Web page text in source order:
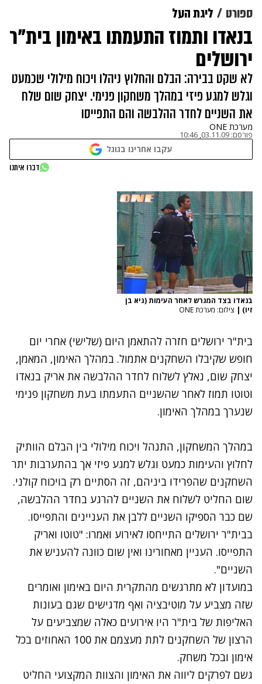
ספורט ליגת העל
בנאדו ותמוז התעמתו באימון בית"ר
ירושלים
לא שקט בבירה: הבלם והחלוץ ניהלו ויכוח מילולי שכמעט
וגלש למגע פיזי במהלך משחקון פנימי. יצחק שום שלח
את השניים לחדר ההלבשה והם התפייסו
מערכת ONE
פורסם: 03.11.09, 10:46
עקבו אחרינו בגוגל
דברו איתנו
בנאדו בצד המגרש לאחר העימות (גיא בן
זיו) | צילום: מערכת ONE
בית"ר ירושלים חזרה להתאמן היום (שלישי) אחרי יום
חופש שקיבלו השחקנים אתמול. במהלך האימון, המאמן,
יצחק שום, נאלץ לשלוח לחדר ההלבשה את אריק בנאדו
וטוטו תמוז לאחר שהשניים התעמתו בעת משחקון פנימי
שנערך במהלך האימון.
במהלך המשחקון, התנהל ויכוח מילולי בין הבלם הוותיק
לחלוץ והעימות כמעט וגלש למגע פיזי אך בהתערבות יתר
השחקנים שהפרידו ביניהם, זה הסתיים רק בויכוח קולני.
שום החליט לשלוח את השניים להרגע בחדר ההלבשה,
שם כבר הספיקו השניים ללבן את העניינים והתפייסו.
בבית"ר ירושלים התייחסו לאירוע ואמרו: "טוטו ואריק
התפייסו. העניין מאחורינו ואין שום כוונה להעניש את
השניים".
במועדון לא מתרגשים מהתקרית היום באימון ואומרים
שזה מצביע על מוטיבציה ואף מדגישים שגם בעונות
האליפות של בית"ר היו אירועים כאלה שמצביעים על
הרצון של השחקנים לתת מעצמם את 100 האחוזים בכל
אימון ובכל משחק.
גשם לפרקים ליווה את האימון והצוות המקצועי החליט